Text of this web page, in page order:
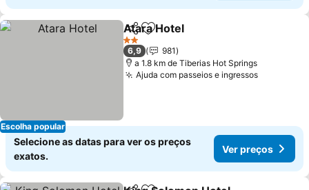
Escolha popular
PartilharAdicionar aos favoritos
Atara Hotel
2 Estrelas
6,9
981
a 1.8 km de Tiberias Hot Springs
Ajuda com passeios e ingressos
Selecione as datas para ver os preços
exatos.
Ver preços